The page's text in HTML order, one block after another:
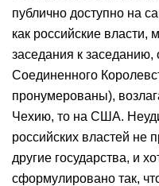
публично доступно на
как российские
заседания к
Соединенного
пронумерованы),
Чехию, то на США.
российских властей не
другие государства, и
сформулировано так,